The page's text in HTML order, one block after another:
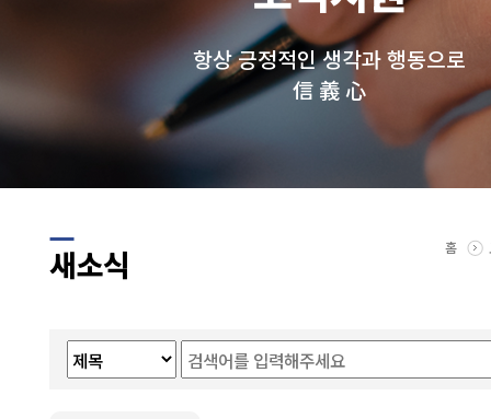
항상 긍정적인 생각과 행동으로
信 義 心
새소식 홈